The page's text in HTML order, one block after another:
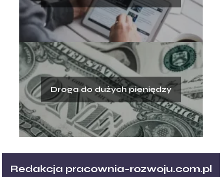
Droga do dużych pieniędzy
Redakcja pracownia-rozwoju.com.pl